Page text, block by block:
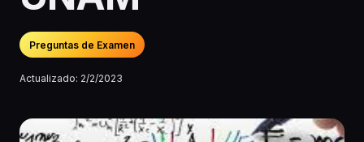
Preguntas de Examen
Actualizado: 2/2/2023